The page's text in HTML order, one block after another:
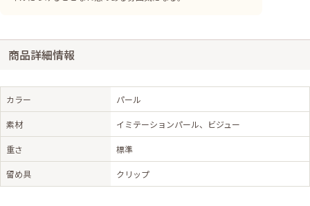
商品詳細情報
カラー パール
素材 イミテーションパール、ビジュー
重さ 標準
留め具 クリップ